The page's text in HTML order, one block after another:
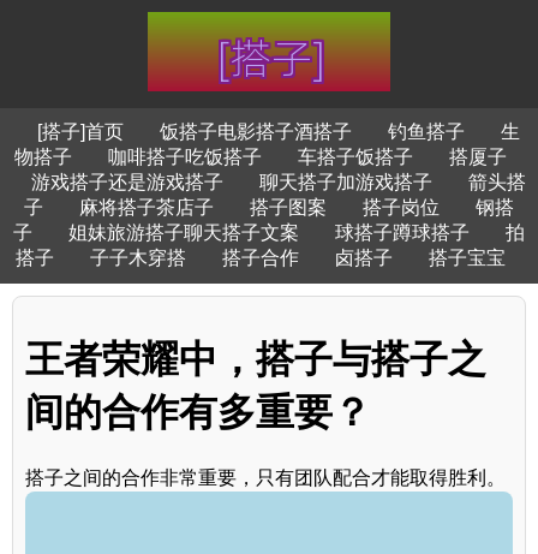
[搭子]首页 饭搭子电影搭子酒搭子 钓鱼搭子
生
物搭子
咖啡搭子吃饭搭子 车搭子饭搭子
搭厦子
游戏搭子还是游戏搭子
聊天搭子加游戏搭子
箭头搭
子
麻将搭子茶店子 搭子图案 搭子岗位
钢搭
子
姐妹旅游搭子聊天搭子文案 球搭子蹲球搭子
拍
搭子
子子木穿搭 搭子合作 卤搭子 搭子宝宝
王者荣耀中，搭子与搭子之
间的合作有多重要？
搭子之间的合作非常重要，只有团队配合才能取得胜利。